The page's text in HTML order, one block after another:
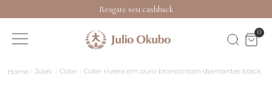
Resgate seu cashback
0
Joias Colar Colar riviera em ouro branco com diamantes black